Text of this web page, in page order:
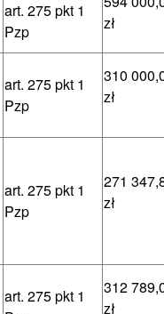
art. 275 pkt 1
Pzp
zł
art. 275 pkt 1
Pzp
310
zł
art. 275 pkt 1
Pzp
271
zł
art. 275 pkt 1
312
zł